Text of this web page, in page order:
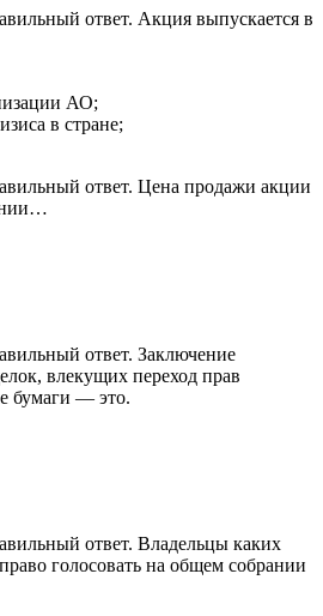
ответ. Акция выпускается в
АО;
в стране;
ответ. Цена продажи акции
ответ. Заключение
влекущих переход прав
бумаги — это.
ответ. Владельцы каких
голосовать на общем собрании